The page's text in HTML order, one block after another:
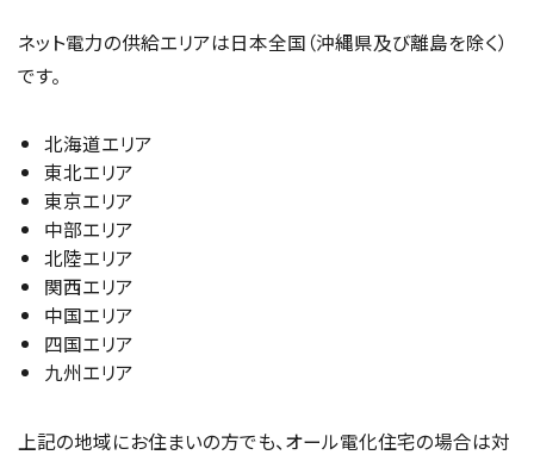
ネット電力の供給エリアは日本全国（沖縄県及び離島を除く）
です。
北海道エリア
東北エリア
東京エリア
中部エリア
北陸エリア
関西エリア
中国エリア
四国エリア
九州エリア
上記の地域にお住まいの方でも、オール電化住宅の場合は対